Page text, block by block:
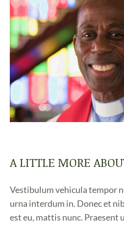
A LITTLE MORE
Vestibulum vehicula tempor
urna interdum in. Donec et
est eu, mattis nunc. Praesent